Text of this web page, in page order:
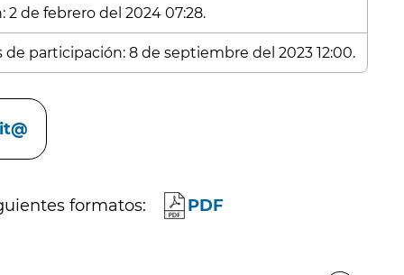
de febrero del 2024 07:28.
participación: 8 de septiembre del 2023 12:00.
formatos: PDF